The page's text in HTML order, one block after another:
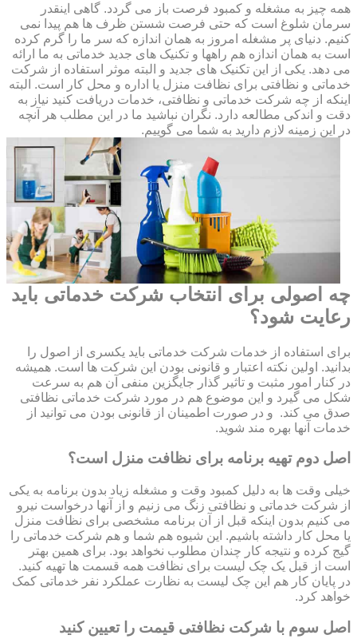
همه چیز به مشغله و کمبود فرصت باز می گردد. گاهی اینقدر
سرمان شلوغ است که حتی فرصت شستن ظرف ها هم پیدا نمی
کنیم. دنیای پر مشغله امروز به همان اندازه که سر ما را گرم کرده
است به همان اندازه هم راهها و تکنیک های جدید خدماتی به ما ارائه
می دهد. یکی از این تکنیک های جدید و البته موثر استفاده از شرکت
خدماتی و نظافتی برای نظافت منزل یا اداره و محل کار است. البته
اینکه از چه شرکت خدماتی و نظافتی، خدمات دریافت کنید نیاز به
دقت و اندکی مطالعه دارد. نگران نباشید ما در این مطلب هر آنچه
در این زمینه لازم دارید به شما می گوییم.
چه اصولی برای انتخاب شرکت خدماتی باید
رعایت شود؟
برای استفاده از خدمات شرکت خدماتی باید یکسری از اصول را
بدانید. اولین نکته اعتبار و قانونی بودن این شرکت ها است. همیشه
در کنار امور مثبت و تاثیر گذار جایگزین منفی آن هم به سرعت
شکل می گیرد و این موضوع هم در مورد شرکت خدماتی نظافتی
صدق می کند. و در صورت اطمینان از قانونی بودن می توانید از
خدمات آنها بهره مند شوید.
اصل دوم تهیه برنامه برای نظافت منزل است؟
خیلی وقت ها به دلیل کمبود وقت و مشغله زیاد بدون برنامه به یکی
از شرکت خدماتی و نظافتی زنگ می زنیم و از آنها درخواست نیرو
می کنیم بدون اینکه قبل از آن برنامه مشخصی برای نظافت منزل
یا محل کار داشته باشیم. این شیوه هم شما و هم شرکت خدماتی را
گیج کرده و نتیجه کار چندان مطلوب نخواهد بود. برای همین بهتر
است از قبل یک چک لیست برای نظافت همه قسمت ها تهیه کنید.
در پایان کار هم این چک لیست به نظارت عملکرد نفر خدماتی کمک
خواهد کرد.
اصل سوم با شرکت نظافتی قیمت را تعیین کنید